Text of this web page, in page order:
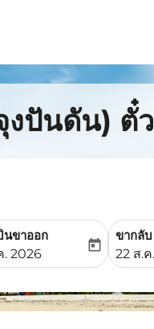
งปันดัน) ตั๋
นขาออก
departure-date-
. 2026
today
ขากลับ
fc-
22 ส.